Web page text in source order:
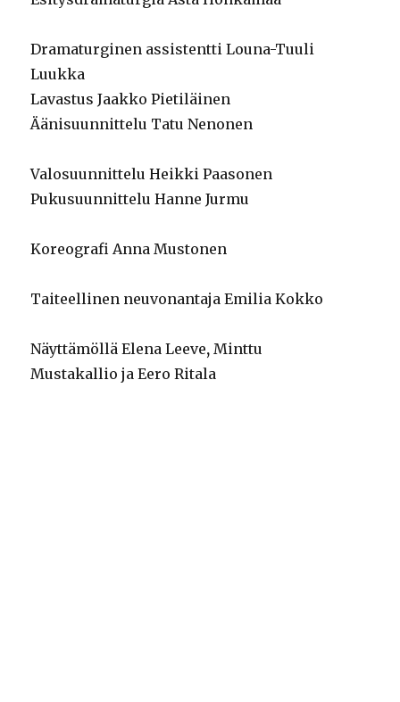
Dramaturginen assistentti Louna-Tuuli
Luukka
Lavastus Jaakko Pietiläinen
Äänisuunnittelu Tatu Nenonen
Valosuunnittelu Heikki Paasonen
Pukusuunnittelu Hanne Jurmu
Koreografi Anna Mustonen
Taiteellinen neuvonantaja Emilia Kokko
Näyttämöllä Elena Leeve,Minttu
Mustakallio ja Eero Ritala